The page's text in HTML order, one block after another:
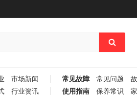
市场新闻 常见故障 常见问题
行业资讯 使用指南 保养常识